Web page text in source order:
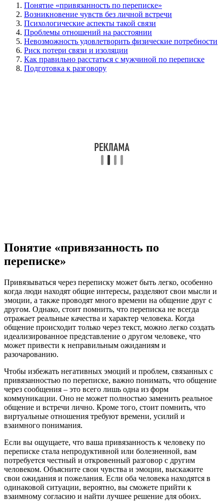
Понятие «привязанность по переписке»
Возникновение чувств без личной встречи
Психологические аспекты такой связи
Проблемы отношений на расстоянии
Невозможность удовлетворить физические потребности
Риск потери связи и изоляции
Как правильно расстаться с мужчиной по переписке
Подготовка к разговору
Понятие «привязанность по
переписке»
Привязываться через переписку может быть легко, особенно
когда люди находят общие интересы, разделяют свои мысли и
эмоции, а также проводят много времени на общение друг с
другом. Однако, стоит помнить, что переписка не всегда
отражает реальные качества и характер человека. Когда
общение происходит только через текст, можно легко создать
идеализированное представление о другом человеке, что
может привести к неправильным ожиданиям и
разочарованию.
Чтобы избежать негативных эмоций и проблем, связанных с
привязанностью по переписке, важно понимать, что общение
через сообщения – это всего лишь одна из форм
коммуникации. Оно не может полностью заменить реальное
общение и встречи лично. Кроме того, стоит помнить, что
виртуальные отношения требуют времени, усилий и
взаимного понимания.
Если вы ощущаете, что ваша привязанность к человеку по
переписке стала непродуктивной или болезненной, вам
потребуется честный и откровенный разговор с другим
человеком. Объясните свои чувства и эмоции, выскажите
свои ожидания и пожелания. Если оба человека находятся в
одинаковой ситуации, вероятно, вы сможете прийти к
взаимному согласию и найти лучшее решение для обоих.